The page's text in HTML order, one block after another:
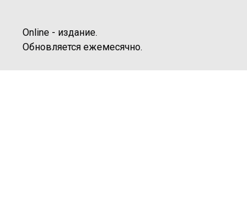
Online - издание.
Обновляется ежемесячно.